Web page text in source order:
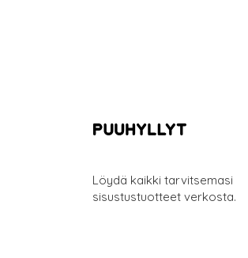
Löydä kaikki tarvitsemasi
sisustustuotteet verkosta.